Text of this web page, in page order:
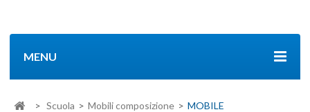
MENU
> Scuola > Mobili composizione > MOBILE